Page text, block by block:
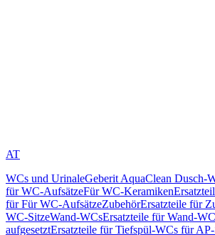
AT
WCs und UrinaleGeberit AquaClean Dusch-
für WC-AufsätzeFür WC-Keramiken
für Für WC-AufsätzeZubehörErsatzteile für
WC-SitzeWand-WCsErsatzteile für Wand-
aufgesetztErsatzteile für Tiefspül-WCs für